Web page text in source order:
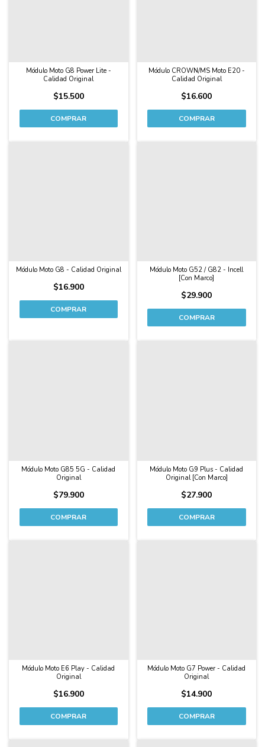
Módulo Moto G8 Power Lite -
Calidad Original
$15.500
Módulo CROWN/MS Moto E20 -
Calidad Original
$16.600
Módulo Moto G8 - Calidad Original
$16.900
Módulo Moto G52 / G82 - Incell
[Con Marco]
$29.900
Módulo Moto G85 5G - Calidad
Original
$79.900
Módulo Moto G9 Plus - Calidad
Original [Con Marco]
$27.900
Módulo Moto E6 Play - Calidad
Original
$16.900
Módulo Moto G7 Power - Calidad
Original
$14.900